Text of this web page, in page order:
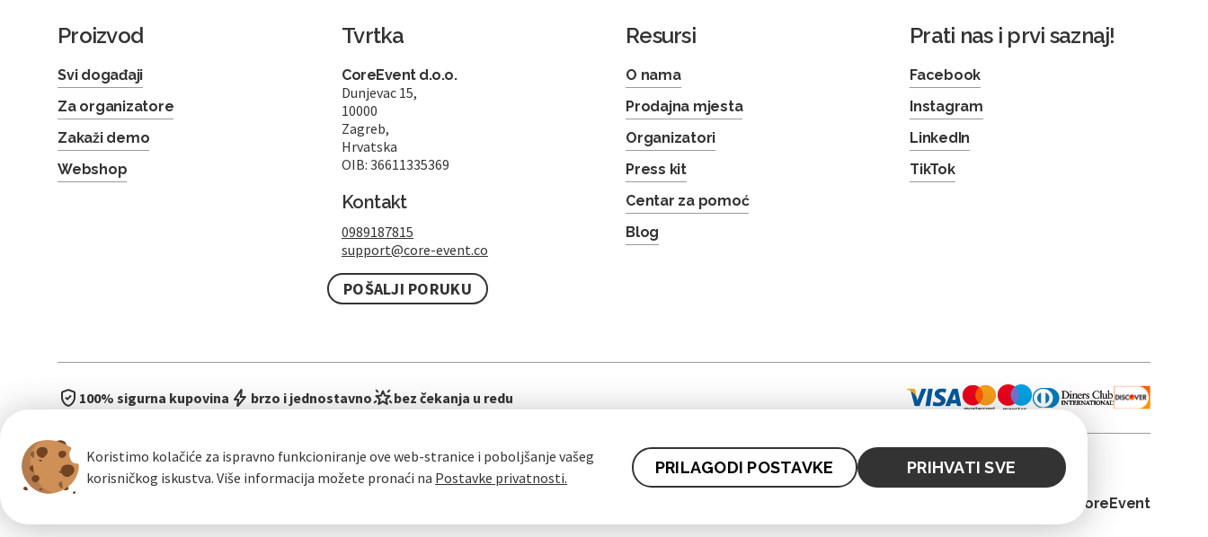
Koristimo kolačiće za ispravno funkcioniranje ove web-stranice i poboljšanje vašeg
korisničkog iskustva. Više informacija možete pronaći na Postavke privatnosti.
PRILAGODI POSTAVKE PRIHVATI SVE
Proizvod
Svi događaji
Za organizatore
Zakaži demo
Webshop
Tvrtka
CoreEvent d.o.o.
Dunjevac 15,
10000
Zagreb,
Hrvatska
OIB: 36611335369
Kontakt
0989187815
support@core-event.co
POŠALJI PORUKU
Resursi
O nama
Prodajna mjesta
Organizatori
Press kit
Centar za pomoć
Blog
Prati nas i prvi saznaj!
Facebook
Instagram
LinkedIn
TikTok
100% sigurna kupovina brzo i jednostavno bez čekanja u redu
© 2026. CoreEvent